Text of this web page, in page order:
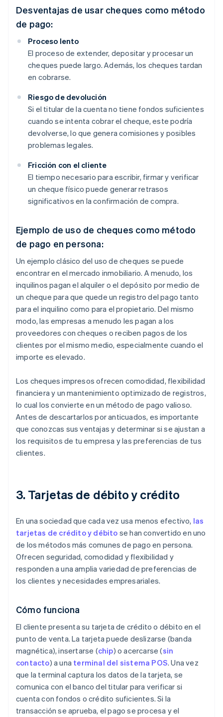
Desventajas de usar cheques como método
de pago:
Proceso lento
El proceso de extender, depositar y procesar un
cheques puede largo. Además, los cheques tardan
en cobrarse.
Riesgo de devolución
Si el titular de la cuenta no tiene fondos suficientes
cuando se intenta cobrar el cheque, este podría
devolverse, lo que genera comisiones y posibles
problemas legales.
Fricción con el cliente
El tiempo necesario para escribir, firmar y verificar
un cheque físico puede generar retrasos
significativos en la confirmación de compra.
Ejemplo de uso de cheques como método
de pago en persona:
Un ejemplo clásico del uso de cheques se puede
encontrar en el mercado inmobiliario. A menudo, los
inquilinos pagan el alquiler o el depósito por medio de
un cheque para que quede un registro del pago tanto
para el inquilino como para el propietario. Del mismo
modo, las empresas a menudo les pagan a los
proveedores con cheques o reciben pagos de los
clientes por el mismo medio, especialmente cuando el
importe es elevado.
Los cheques impresos ofrecen comodidad, flexibilidad
financiera y un mantenimiento optimizado de registros,
lo cual los convierte en un método de pago valioso.
Antes de descartarlos por anticuados, es importante
que conozcas sus ventajas y determinar si se ajustan a
los requisitos de tu empresa y las preferencias de tus
clientes.
3. Tarjetas de débito y crédito
En una sociedad que cada vez usa menos efectivo, las
tarjetas de crédito y débito se han convertido en uno
de los métodos más comunes de pago en persona.
Ofrecen seguridad, comodidad y flexibilidad y
responden a una amplia variedad de preferencias de
los clientes y necesidades empresariales.
Cómo funciona
El cliente presenta su tarjeta de crédito o débito en el
punto de venta. La tarjeta puede deslizarse (banda
magnética), insertarse (chip) o acercarse (sin
contacto) a una terminal del sistema POS. Una vez
que la terminal captura los datos de la tarjeta, se
comunica con el banco del titular para verificar si
cuenta con fondos o crédito suficientes. Si la
transacción se aprueba, el pago se procesa y el